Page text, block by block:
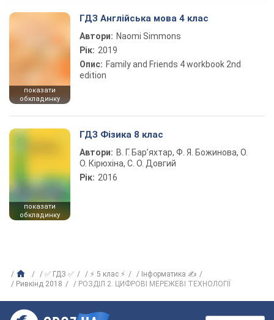
показати
обкладинку
ГДЗ Англійська мова 4 клас
Автори: Naomi Simmons
Рік: 2019
Опис: Family and Friends 4 workbook 2nd
edition
показати
обкладинку
ГДЗ Фізика 8 клас
Автори: В. Г. Бар’яхтар, Ф. Я. Божинова, О.
О. Кірюхіна, С. О. Довгий
Рік: 2016
✅ ГДЗ ✅ ⚡ 5 клас ⚡
Інформатика ✍
Ривкінд 2018
РОЗДІЛ 2. ЦИФРОВІ МЕРЕЖЕВІ ТЕХНОЛОГІЇ